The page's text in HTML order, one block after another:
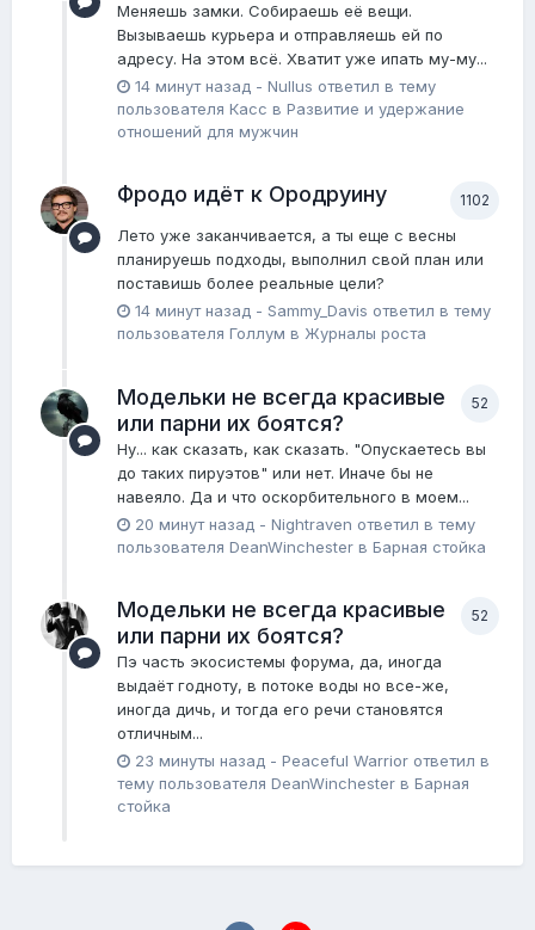
Меняешь замки. Собираешь её вещи.
Вызываешь курьера и отправляешь ей по
адресу. На этом всё. Хватит уже ипать му-му...
14 минут назад - Nullus ответил в тему
пользователя Касс в Pазвитие и удержание
отношений для мужчин
1102
Фродо идёт к Ородруину
Лето уже заканчивается, а ты еще с весны
планируешь подходы, выполнил свой план или
поставишь более реальные цели?
14 минут назад - Sammy_Davis ответил в тему
пользователя Голлум в Журналы роста
52
Модельки не всегда красивые
или парни их боятся?
Ну... как сказать, как сказать. "Опускаетесь вы
до таких пируэтов" или нет. Иначе бы не
навеяло. Да и что оскорбительного в моем...
20 минут назад - Nightraven ответил в тему
пользователя DeanWinchester в Барная стойка
52
Модельки не всегда красивые
или парни их боятся?
Пэ часть экосистемы форума, да, иногда
выдаёт годноту, в потоке воды но все-же,
иногда дичь, и тогда его речи становятся
отличным...
23 минуты назад - Peaceful Warrior ответил в
тему пользователя DeanWinchester в Барная
стойка